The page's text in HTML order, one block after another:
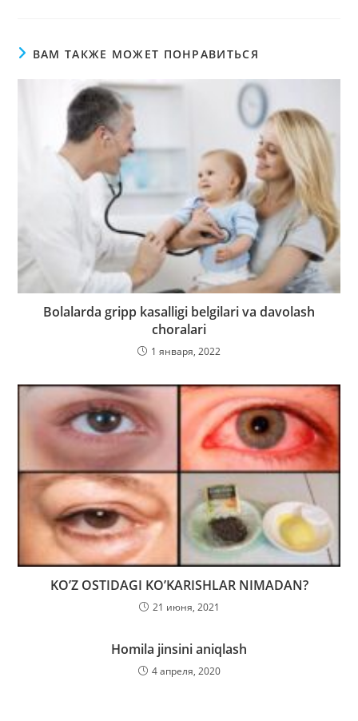
ВАМ ТАКЖЕ МОЖЕТ ПОНРАВИТЬСЯ
Bolalarda gripp kasalligi belgilari va davolash
choralari
1 января, 2022
KO’Z OSTIDAGI KO’KARISHLAR NIMADAN?
21 июня, 2021
Homila jinsini aniqlash
4 апреля, 2020